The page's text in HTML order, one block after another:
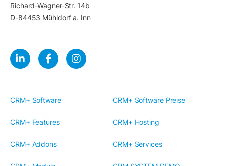
Richard-Wagner-Str. 14b
D-84453 Mühldorf a. Inn
CRM+ Software CRM+ Software Preise
CRM+ Features CRM+ Hosting
CRM+ Addons CRM+ Services